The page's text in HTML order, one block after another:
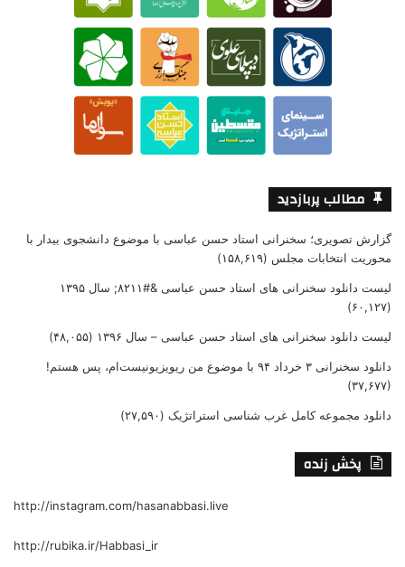
مطالب پربازدید
گزارش تصویری؛ سخنرانی استاد حسن عباسی با موضوع دانشجوی بیدار با
محوریت انتخابات مجلس (۱۵۸,۶۱۹)
لیست دانلود سخنرانی های استاد حسن عباسی &#۸۲۱۱; سال ۱۳۹۵
(۶۰,۱۲۷)
لیست دانلود سخنرانی های استاد حسن عباسی – سال ۱۳۹۶ (۴۸,۰۵۵)
دانلود سخنرانی ۳ خرداد ۹۴ با موضوع من ریویزیونیست‌ام، پس هستم!
(۳۷,۶۷۷)
دانلود مجموعه کامل غرب شناسی استراتژیک (۲۷,۵۹۰)
پخش زنده
http://instagram.com/hasanabbasi.live
http://rubika.ir/Habbasi_ir